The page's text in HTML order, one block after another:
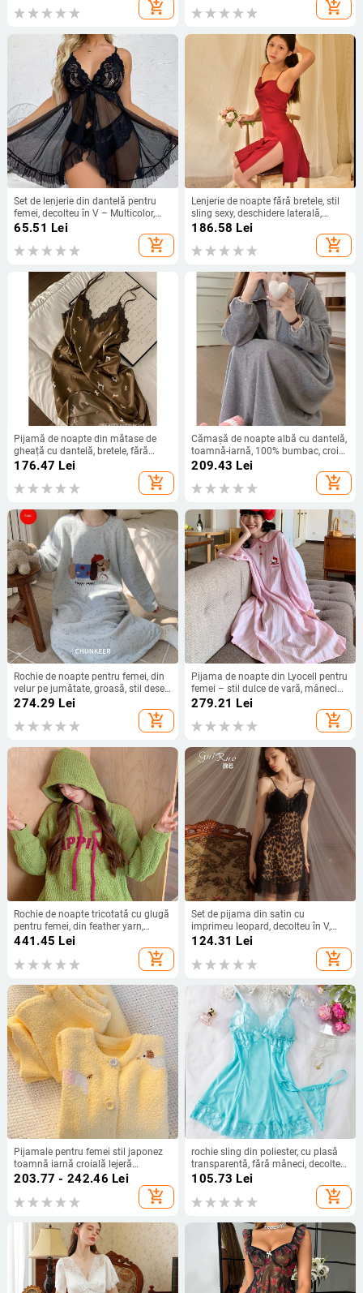
add_shopping_cart add_shopping_cart
Set de lenjerie din dantelă pentru
femei, decolteu în V – Multicolor,
poliester 50–70%, țesătură subțire
101–120 g/m², Primăvara 2024
65.51 Lei
add_shopping_cart
Lenjerie de noapte fără bretele, stil
sling sexy, deschidere laterală,
poliester, material ultra-subțire,
guler simplu, inspirație de mireasă
pentru uz casnic
186.58 Lei
add_shopping_cart
Pijamă de noapte din mătase de
gheață cu dantelă, bretele, fără
mâneci, decolteu în V, lungime midi,
176.47 Lei
add_shopping_cart
Cămașă de noapte albă cu dantelă,
toamnă-iarnă, 100% bumbac, croi
lejer, mărime plus, poate fi purtată
209.43 Lei
add_shopping_cart
Rochie de noapte pentru femei, din
velur pe jumătate, groasă, stil desen
animat – toamnă/iarnă, croială
lejeră, guler rotund, lungă, pentru
casă
274.29 Lei
add_shopping_cart
Pijama de noapte din Lyocell pentru
femei – stil dulce de vară, mâneci
lungi, guler rever, lungime midi,
279.21 Lei
add_shopping_cart
Rochie de noapte tricotată cu glugă
pentru femei, din feather yarn,
grosime extra, mâneci lungi, lungă
441.45 Lei
add_shopping_cart
Set de pijama din satin cu
imprimeu leopard, decolteu în V,
fără mâneci, dantelă transparentă
124.31 Lei
add_shopping_cart
Pijamale pentru femei stil japonez
toamnă iarnă croială lejeră
căptușite cu fleece cald set din
203.77 - 242.46 Lei
add_shopping_cart
rochie sling din poliester, cu plasă
transparentă, fără mâneci, decolteu
în V, spate deschis
105.73 Lei
add_shopping_cart